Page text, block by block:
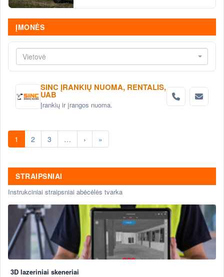
ĮMONĖS
Vietovė
SINC ĮRANKIŲ NUOMA, RENTALIS,
UAB
Įrankių ir įrangos nuoma.
1 2 3 … › »
STRAIPSNIAI
Instrukciniai straipsniai abėcėlės tvarka
3D lazeriniai skeneriai